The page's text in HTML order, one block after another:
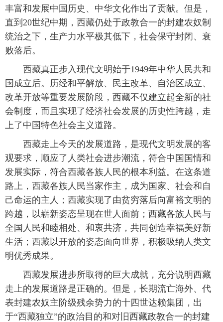
丰富和发展中国历史、中华文化作出了贡献。但是，
直到20世纪中期，西藏仍处于政教合一的封建农奴制
统治之下，生产力水平极其低下，社会保守封闭、衰
败落后。
西藏真正步入现代文明始于1949年中华人民共和
国成立后。历经和平解放、民主改革、自治区成立、
改革开放等重要发展阶段，西藏不仅建立起全新的社
会制度，而且实现了经济社会发展的历史性跨越，走
上了中国特色社会主义道路。
西藏走上今天的发展道路，是现代文明发展的客
观要求，顺应了人类社会进步潮流，符合中国国情和
发展实际，符合西藏各族人民的根本利益。在这条道
路上，西藏各族人民当家作主，成为国家、社会和自
己命运的主人；西藏实现了由贫穷落后向富裕文明的
跨越，以崭新姿态呈现在世人面前；西藏各族人民与
全国人民和睦相处、和衷共济，共同创造幸福美好新
生活；西藏以开放的姿态面向世界，积极吸纳人类文
明优秀成果。
西藏发展进步所取得的巨大成就，充分说明西藏
走上的发展道路是正确的。但是，长期流亡海外、代
表封建农奴主阶级残余势力的十四世达赖集团，出
于“西藏独立”的政治目的和对旧西藏政教合一的封建